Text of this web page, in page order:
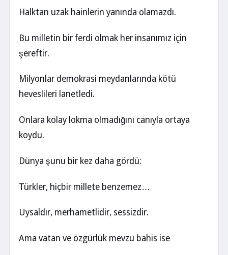
Halktan uzak hainlerin yanında olamazdı.
Bu milletin bir ferdi olmak her insanımız için
şereftir.
Milyonlar demokrasi meydanlarında kötü
heveslileri lanetledi.
Onlara kolay lokma olmadığını canıyla ortaya
koydu.
Dünya şunu bir kez daha gördü:
Türkler, hiçbir millete benzemez…
Uysaldır, merhametlidir, sessizdir.
Ama vatan ve özgürlük mevzu bahis ise